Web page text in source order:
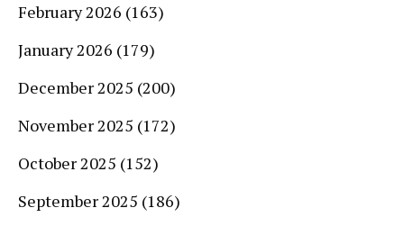
February 2026 (163)
January 2026 (179)
December 2025 (200)
November 2025 (172)
October 2025 (152)
September 2025 (186)